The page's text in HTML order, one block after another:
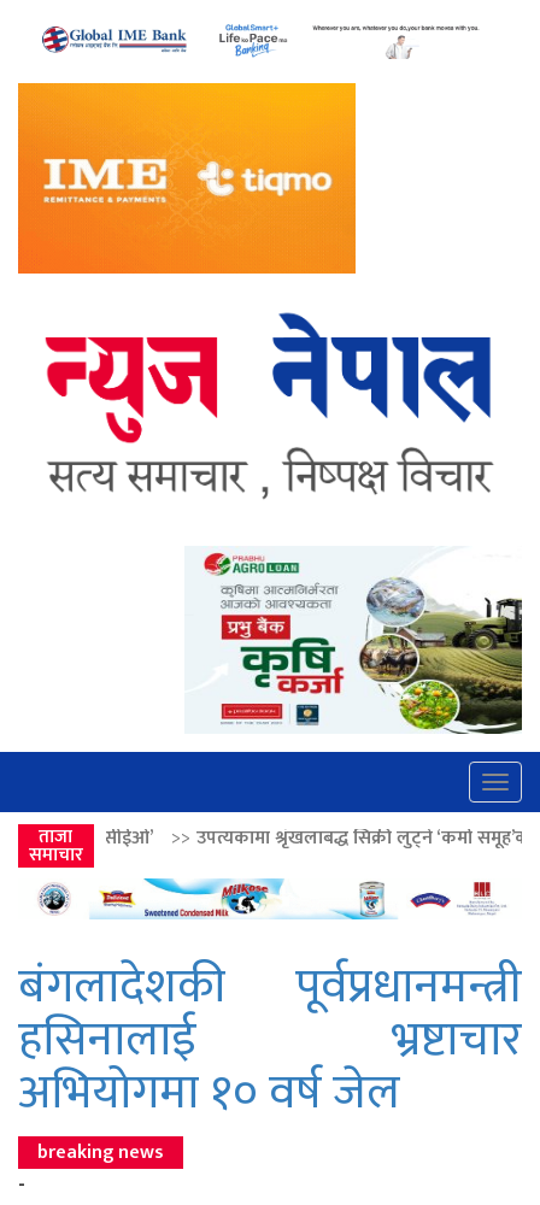
ताजा
समाचार
उपत्यकामा श्रृंखलाबद्ध सिक्री लुट्ने ‘कर्मा समूह’का नाइकेसहित पाँच पक्राउ
बंगलादेशकी पूर्वप्रधानमन्त्री
हसिनालाई भ्रष्टाचार
अभियोगमा १० वर्ष जेल
breaking news
-